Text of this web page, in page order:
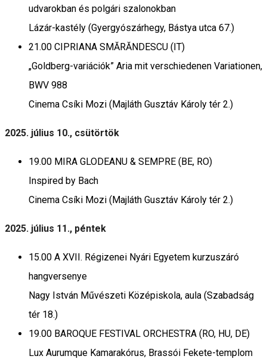
udvarokban és polgári szalonokban
Lázár-kastély (Gyergyószárhegy, Bástya utca 67.)
21.00 CIPRIANA SMĂRĂNDESCU (IT)
„Goldberg-variációk” Aria mit verschiedenen Variationen,
BWV 988
Cinema Csíki Mozi (Majláth Gusztáv Károly tér 2.)
2025. július 10., csütörtök
19.00 MIRA GLODEANU & SEMPRE (BE, RO)
Inspired by Bach
Cinema Csíki Mozi (Majláth Gusztáv Károly tér 2.)
2025. július 11., péntek
15.00 A XVII. Régizenei Nyári Egyetem kurzuszáró
hangversenye
Nagy István Művészeti Középiskola, aula (Szabadság
tér 18.)
19.00 BAROQUE FESTIVAL ORCHESTRA (RO, HU, DE)
Lux Aurumque Kamarakórus, Brassói Fekete-templom